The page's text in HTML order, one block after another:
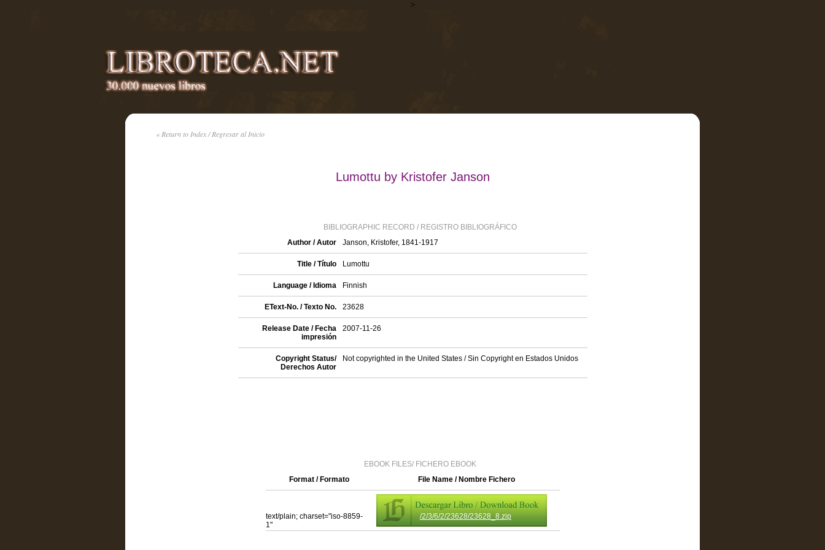
>
« Return to Index / Regresar al Inicio
Lumottu by Kristofer Janson
BIBLIOGRAPHIC RECORD / REGISTRO BIBLIOGRÁFICO
Author / Autor
Janson, Kristofer, 1841-1917
Title / Título Lumottu
Language / Idioma Finnish
EText-No. / Texto No. 23628
Release Date / Fecha
impresión
2007-11-26
Copyright Status/
Derechos Autor
Not copyrighted in the United States / Sin Copyright en Estados Unidos
EBOOK FILES/ FICHERO EBOOK
Format / Formato
File Name / Nombre Fichero
text/plain; charset="iso-8859-
1"
/2/3/6/2/23628/23628_8.zip